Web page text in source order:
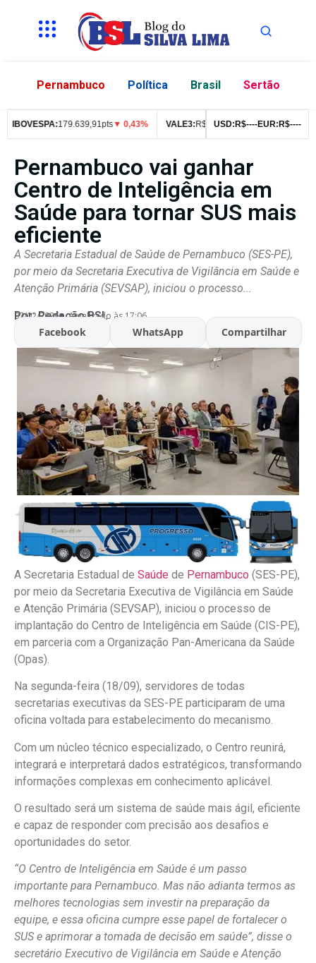
Pernambuco Política Brasil Sertão
179.639,91pts▼ 0,43% VALE3:R$76,99▼ 2,49% ITUB4:R$
USD: R$----EUR: R$----
Pernambuco vai ganhar
Centro de Inteligência em
Saúde para tornar SUS mais
eficiente
A Secretaria Estadual de Saúde de Pernambuco (SES-PE),
por meio da Secretaria Executiva de Vigilância em Saúde e
Atenção Primária (SEVSAP), iniciou o processo...
Por:Redação BSL
07/02/2026 Atualizado às 17:06
Facebook WhatsApp Compartilhar
A Secretaria Estadual de Saúde de Pernambuco (SES-PE),
por meio da Secretaria Executiva de Vigilância em Saúde
e Atenção Primária (SEVSAP), iniciou o processo de
implantação do Centro de Inteligência em Saúde (CIS-PE),
em parceria com a Organização Pan-Americana da Saúde
(Opas).
Na segunda-feira (18/09), servidores de todas
secretarias executivas da SES-PE participaram de uma
oficina voltada para estabelecimento do mecanismo.
Com um núcleo técnico especializado, o Centro reunirá,
integrará e interpretará dados estratégicos, transformando
informações complexas em conhecimento aplicável.
O resultado será um sistema de saúde mais ágil, eficiente
e capaz de responder com precisão aos desafios e
oportunidades do setor.
“O Centro de Inteligência em Saúde é um passo
importante para Pernambuco. Mas não adianta termos as
melhores tecnologias sem investir na preparação da
equipe, e essa oficina cumpre esse papel de fortalecer o
SUS e aprimorar a tomada de decisão em saúde”, disse o
secretário Executivo de Vigilância em Saúde e Atenção